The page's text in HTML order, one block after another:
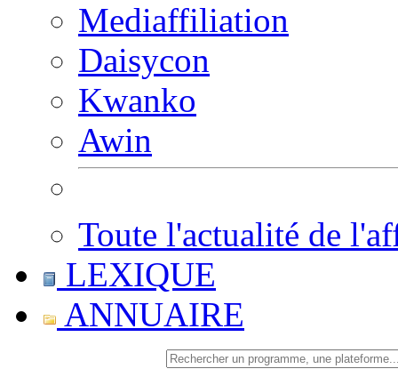
Mediaffiliation
Daisycon
Kwanko
Awin
Toute l'actualité de
LEXIQUE
ANNUAIRE